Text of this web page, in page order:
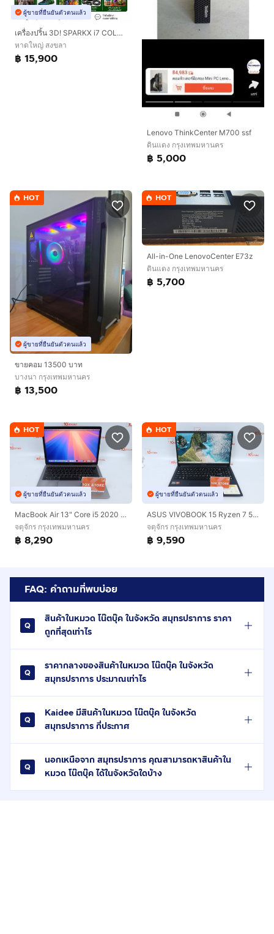
ผู้ขายที่ยืนยันตัวตนแล้ว
เครื่องปริ้น 3D! SPARKX i7 COLOR COMBO พิมพ์ได้สูงสุด 4 สี จบในเครื่องเดียว
หาดใหญ่ สงขลา
฿ 15,900
Lenovo ThinkCenter M700 ssf
ดินแดง กรุงเทพมหานคร
฿ 5,000
HOT
ผู้ขายที่ยืนยันตัวตนแล้ว
ขายคอม 13500 บาท
บางนา กรุงเทพมหานคร
฿ 13,500
HOT
All-in-One LenovoCenter E73z
ดินแดง กรุงเทพมหานคร
฿ 5,700
HOT
ผู้ขายที่ยืนยันตัวตนแล้ว
MacBook Air 13" Core i5 2020 8.256GB
จตุจักร กรุงเทพมหานคร
฿ 8,290
HOT
ผู้ขายที่ยืนยันตัวตนแล้ว
ASUS VIVOBOOK 15 Ryzen 7 5825U RAM16.512GB
จตุจักร กรุงเทพมหานคร
฿ 9,590
FAQ: คำถามที่พบบ่อย
สินค้าในหมวด โน๊ตบุ๊ค ในจังหวัด สมุทรปราการ ราคา
ถูกที่สุดเท่าไร
ราคากลางของสินค้าในหมวด โน๊ตบุ๊ค ในจังหวัด
สมุทรปราการ ประมาณเท่าไร
Kaidee มีสินค้าในหมวด โน๊ตบุ๊ค ในจังหวัด
สมุทรปราการ กี่ประกาศ
นอกเหนือจาก สมุทรปราการ คุณสามารถหาสินค้าใน
หมวด โน๊ตบุ๊ค ได้ในจังหวัดใดบ้าง